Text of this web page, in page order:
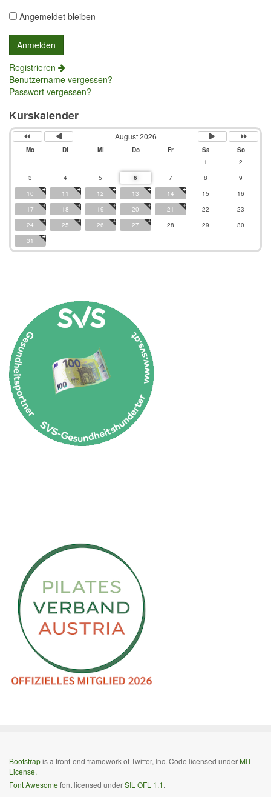
Angemeldet bleiben
Registrieren
Benutzername vergessen?
Passwort vergessen?
Kurskalender
August 2026
Mo Di Mi Do Fr Sa
So
1
2
3
4 5 6 7 8
9
10
11 12 13 14 15
16
17
18 19 20 21 22
23
24
25 26 27 28 29
30
31
Bootstrapis a front-end framework of Twitter, Inc. Code licensed underMIT
License.
Font Awesome font licensed underSIL OFL 1.1.